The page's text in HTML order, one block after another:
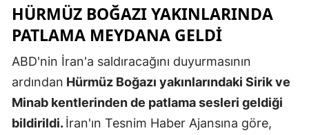
Muş
Nevşehir
HÜRMÜZ BOĞAZI YAKINLARINDA
PATLAMA MEYDANA GELDİ
ABD'nin İran'a saldıracağını duyurmasının
ardından Hürmüz Boğazı yakınlarındaki Sirik ve
Minab kentlerinden de patlama sesleri geldiği
bildirildi.İran'ın Tesnim Haber Ajansına göre,